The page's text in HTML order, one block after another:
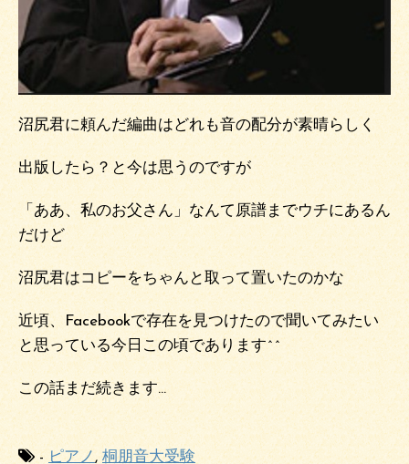
沼尻君に頼んだ編曲はどれも音の配分が素晴らしく
出版したら？と今は思うのですが
「ああ、私のお父さん」なんて原譜までウチにあるん
だけど
沼尻君はコピーをちゃんと取って置いたのかな
近頃、Facebookで存在を見つけたので聞いてみたい
と思っている今日この頃であります^^
この話まだ続きます…
- ピアノ ,桐朋音大受験